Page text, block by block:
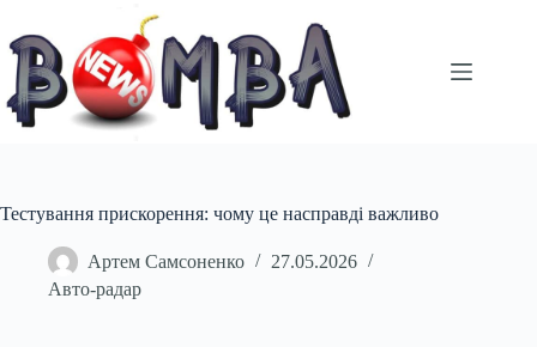
вмісту
Тестування прискорення: чому це насправді важливо
Артем Самсоненко
27.05.2026
Авто-радар